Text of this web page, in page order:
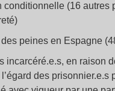
conditionnelle (16
peines en Espagne
incarcéré.e.s, en raison
des